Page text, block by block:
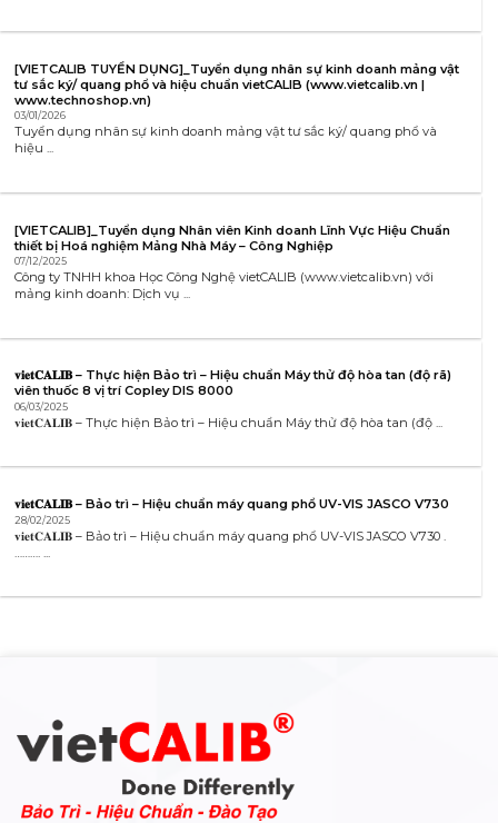
[VIETCALIB TUYỂN DỤNG]_Tuyển dụng nhân sự kinh doanh mảng vật
tư sắc ký/ quang phổ và hiệu chuẩn vietCALIB (www.vietcalib.vn |
www.technoshop.vn)
03/01/2026
Tuyển dụng nhân sự kinh doanh mảng vật tư sắc ký/ quang phổ và
hiệu ...
[VIETCALIB]_Tuyển dụng Nhân viên Kinh doanh Lĩnh Vực Hiệu Chuẩn
thiết bị Hoá nghiệm Mảng Nhà Máy – Công Nghiệp
07/12/2025
Công ty TNHH khoa Học Công Nghệ vietCALIB (www.vietcalib.vn) với
mảng kinh doanh: Dịch vụ ...
𝐯𝐢𝐞𝐭𝐂𝐀𝐋𝐈𝐁 – Thực hiện Bảo trì – Hiệu chuẩn Máy thử độ hòa tan (độ rã)
viên thuốc 8 vị trí Copley DIS 8000
06/03/2025
𝐯𝐢𝐞𝐭𝐂𝐀𝐋𝐈𝐁 – Thực hiện Bảo trì – Hiệu chuẩn Máy thử độ hòa tan (độ ...
𝐯𝐢𝐞𝐭𝐂𝐀𝐋𝐈𝐁 – Bảo trì – Hiệu chuẩn máy quang phổ UV-VIS JASCO V730
28/02/2025
𝐯𝐢𝐞𝐭𝐂𝐀𝐋𝐈𝐁 – Bảo trì – Hiệu chuẩn máy quang phổ UV-VIS JASCO V730 .